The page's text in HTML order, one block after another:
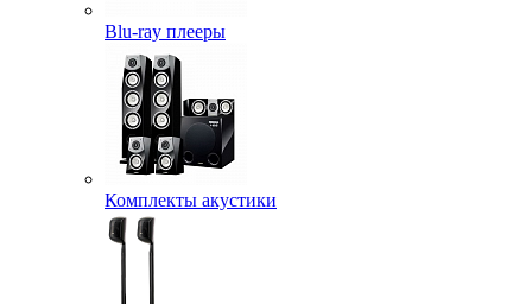
Blu-ray плееры
Комплекты акустики